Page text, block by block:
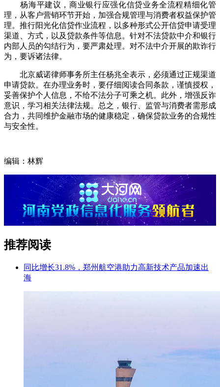
杨海平建议，商业银行应强化信贷业务全流程精细化管
理，从客户营销环节开始，加强合规管理与消费者权益保护管
理。推行阳光化信贷作业流程，以多种形式公开信贷申请受理
渠道、方式，以及贷款条件等信息。针对不法贷款中介和银行
内部人员的勾结行为，要严肃处理。对不法中介开展的欺诈行
为，要诉诸法律。
北京威诺律师事务所主任杨兆全表示，必须通过正规渠道
申请贷款。在办理业务时，要仔细阅读合同条款，谨慎授权，
妥善保护个人信息，不给不法分子可乘之机。此外，增强反诈
意识，学习相关法律法规。总之，银行、监管与消费者需形成
合力，共同维护金融市场的健康稳定，确保贷款业务的合规性
与安全性。
编辑：林辉
推荐阅读
同比增长31.8%，郑州航空港助力高新技术产品加速出
海